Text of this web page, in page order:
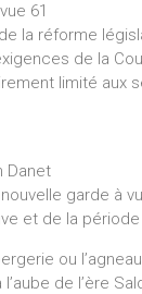
61
la réforme
de la
limité
Danet
garde à
et de la période
ou
de l’ère